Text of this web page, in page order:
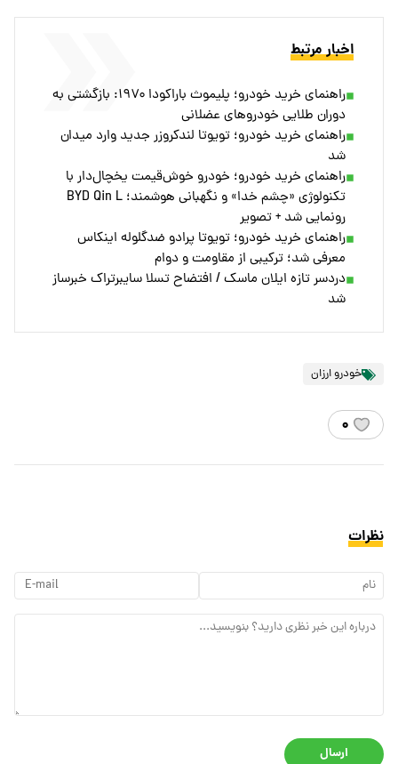
اخبار مرتبط
راهنمای خرید خودرو؛ پلیموث باراکودا ۱۹۷۰: بازگشتی به
دوران طلایی خودروهای عضلانی
راهنمای خرید خودرو؛ تویوتا لندکروزر جدید وارد میدان
شد
راهنمای خرید خودرو؛ خودرو خوش‌قیمت یخچال‌‌دار با
تکنولوژی «چشم خدا» و نگهبانی هوشمند؛ BYD Qin L
رونمایی شد + تصویر
راهنمای خرید خودرو؛ تویوتا پرادو ضدگلوله اینکاس
معرفی شد؛ ترکیبی از مقاومت و دوام
دردسر تازه ایلان ماسک / افتضاح تسلا سایبرتراک خبرساز
شد
خودرو ارزان
۰
نظرات
ارسال